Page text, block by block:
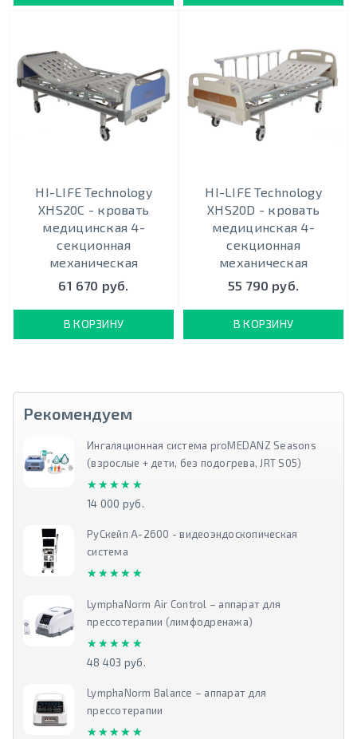
HI-LIFE Technology
XHS20C - кровать
медицинская 4-
секционная
механическая
61 670 руб.
В КОРЗИНУ
HI-LIFE Technology
XHS20D - кровать
медицинская 4-
секционная
механическая
55 790 руб.
В КОРЗИНУ
Рекомендуем
Ингаляционная система proMEDANZ Seasons
(взрослые + дети, без подогрева, JRT S05)
★★★★★
★★★★★
14 000 руб.
РуСкейп А-2600 - видеоэндоскопическая
система
★★★★★
★★★★★
LymphaNorm Air Control – аппарат для
прессотерапии (лимфодренажа)
★★★★★
★★★★★
48 403 руб.
LymphaNorm Balance – аппарат для
прессотерапии
★★★★★
★★★★★